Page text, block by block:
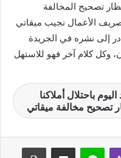
تصحيح المخالفة
الأعمال نجيب ميقاتي
إلى نشره في الجريدة
وكل كلام آخر فهو للاستهل
باحتلال أملاكنا
تصحيح مخالفة ميقاتي
لاين